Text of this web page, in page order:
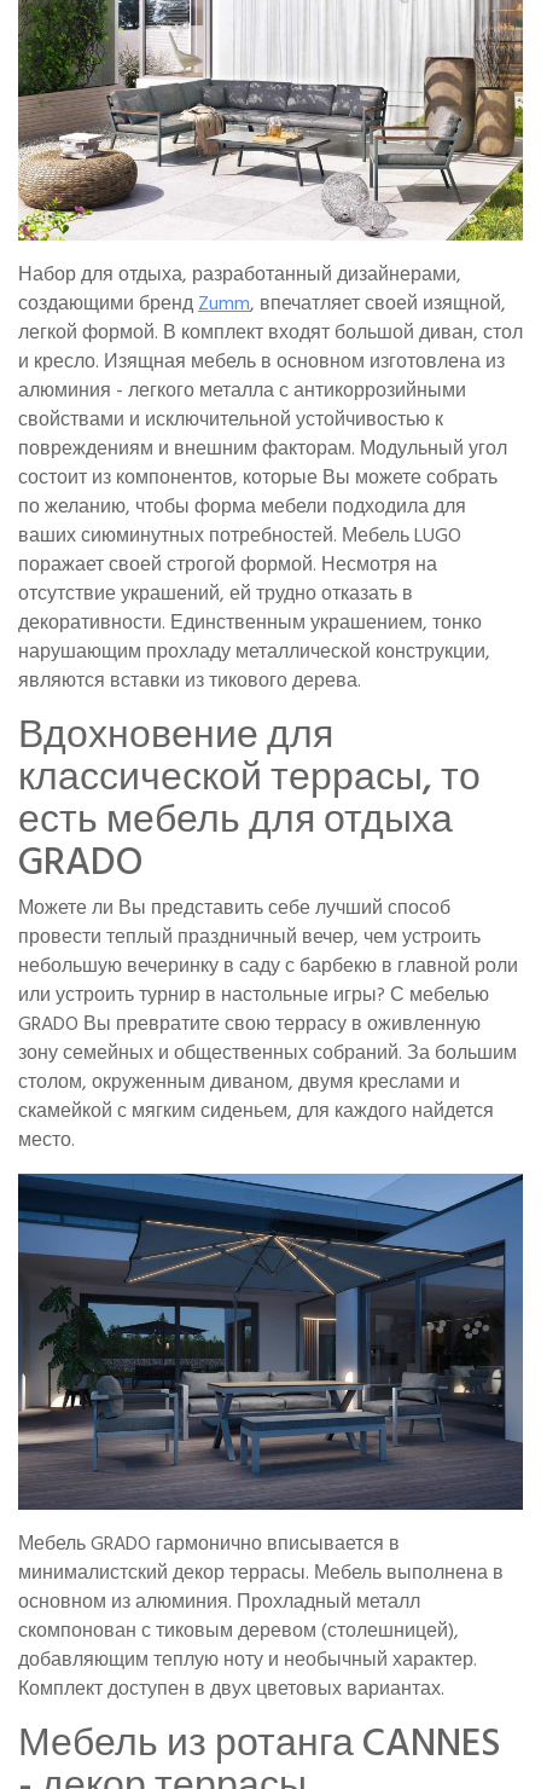
Набор для отдыха, разработанный дизайнерами,
создающими брендZumm, впечатляет своей изящной,
легкой формой. В комплект входят большой диван, стол
и кресло. Изящная мебель в основном изготовлена из
алюминия - легкого металла с антикоррозийными
свойствами и исключительной устойчивостью к
повреждениям и внешним факторам. Модульный угол
состоит из компонентов, которые Вы можете собрать
по желанию, чтобы форма мебели подходила для
ваших сиюминутных потребностей. Мебель LUGO
поражает своей строгой формой. Несмотря на
отсутствие украшений, ей трудно отказать в
декоративности. Единственным украшением, тонко
нарушающим прохладу металлической конструкции,
являются вставки из тикового дерева.
Вдохновение для
классической террасы, то
есть мебель для отдыха
GRADO
Можете ли Вы представить себе лучший способ
провести теплый праздничный вечер, чем устроить
небольшую вечеринку в саду с барбекю в главной роли
или устроить турнир в настольные игры? С мебелью
GRADO Вы превратите свою террасу в оживленную
зону семейных и общественных собраний. За большим
столом, окруженным диваном, двумя креслами и
скамейкой с мягким сиденьем, для каждого найдется
место.
Мебель GRADO гармонично вписывается в
минималистский декор террасы. Мебель выполнена в
основном из алюминия. Прохладный металл
скомпонован с тиковым деревом (столешницей),
добавляющим теплую ноту и необычный характер.
Комплект доступен в двух цветовых вариантах.
Мебель из ротанга CANNES